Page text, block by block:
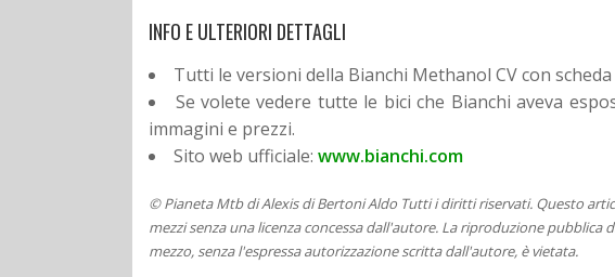
INFO E ULTERIORI DETTAGLI
Tutti le versioni della Bianchi Methanol CV con
Se volete vedere tutte le bici che Bianchi aveva
immagini e prezzi.
Sito web ufficiale: www.bianchi.com
© Pianeta Mtb di Alexis di Bertoni Aldo Tutti i diritti riservati. Questo
mezzi senza una licenza concessa dall'autore. La riproduzione
mezzo, senza l'espressa autorizzazione scritta dall'autore, è vietata.